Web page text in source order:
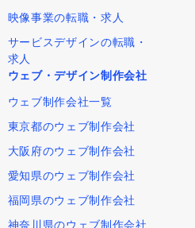
映像事業の転職・求人
サービスデザインの転職・
求人
ウェブ・デザイン制作会社
ウェブ制作会社一覧
東京都のウェブ制作会社
大阪府のウェブ制作会社
愛知県のウェブ制作会社
福岡県のウェブ制作会社
神奈川県のウェブ制作会社